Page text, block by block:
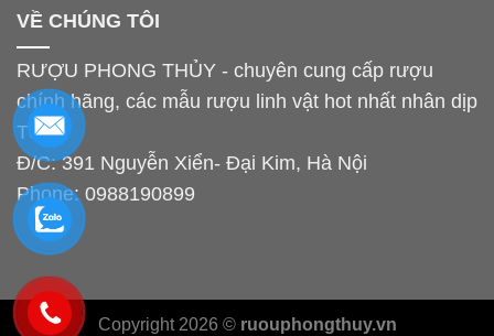
VỀ CHÚNG TÔI
RƯỢU PHONG THỦY - chuyên cung cấp rượu
chính hãng, các mẫu rượu linh vật hot nhất nhân dịp
Tết.
Đ/C: 391 Nguyễn Xiển- Đại Kim, Hà Nội
Phone: 0988190899
Copyright 2026 © ruouphongthuy.vn